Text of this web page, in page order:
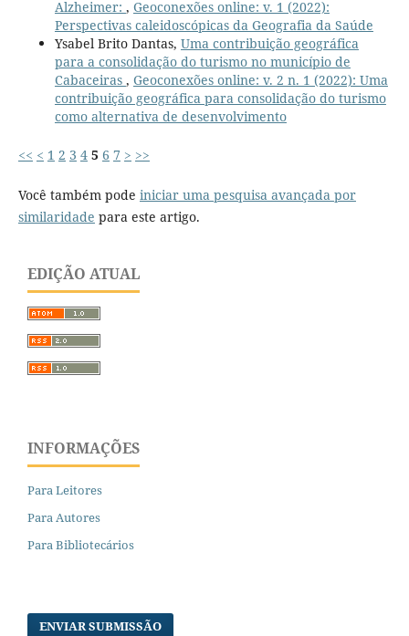
Alzheimer: , Geoconexões online: v. 1 (2022):
Perspectivas caleidoscópicas da Geografia da Saúde
Ysabel Brito Dantas, Uma contribuição geográfica
para a consolidação do turismo no município de
Cabaceiras , Geoconexões online: v. 2 n. 1 (2022): Uma
contribuição geográfica para consolidação do turismo
como alternativa de desenvolvimento
<< < 1 2 3 4 5 6 7 > >>
Você também pode iniciar uma pesquisa avançada por
similaridade para este artigo.
EDIÇÃO ATUAL
INFORMAÇÕES
Para Leitores
Para Autores
Para Bibliotecários
ENVIAR SUBMISSÃO